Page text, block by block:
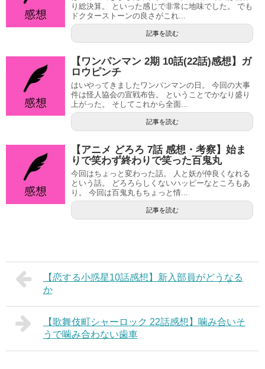
り総決算。 といった感じで非常に地味でした。 でも
ドクターストーンの良さがこれ...
記事を読む
【ワンパンマン 2期 10話(22話)感想】ガ
ロウピンチ
はいやってきましたワンパンマンの日。 今回の大事
件は怪人協会の宣戦布告。 ということでかなり盛り
上がった。 そしてこれから全面...
記事を読む
【アニメ どろろ 7話 感想・考察】始ま
りで笑わず終わりで笑った百鬼丸
今回はちょっと変わった話。 人と妖が仲良くなれる
という話。 どろろらしくないハッピーなところもあ
り。 今回は百鬼丸もちょっと情...
記事を読む
【恋する小惑星10話感想】新入部員がどうなる
か
【歌舞伎町シャーロック 22話感想】噛み合いそ
うで噛み合わない歯車